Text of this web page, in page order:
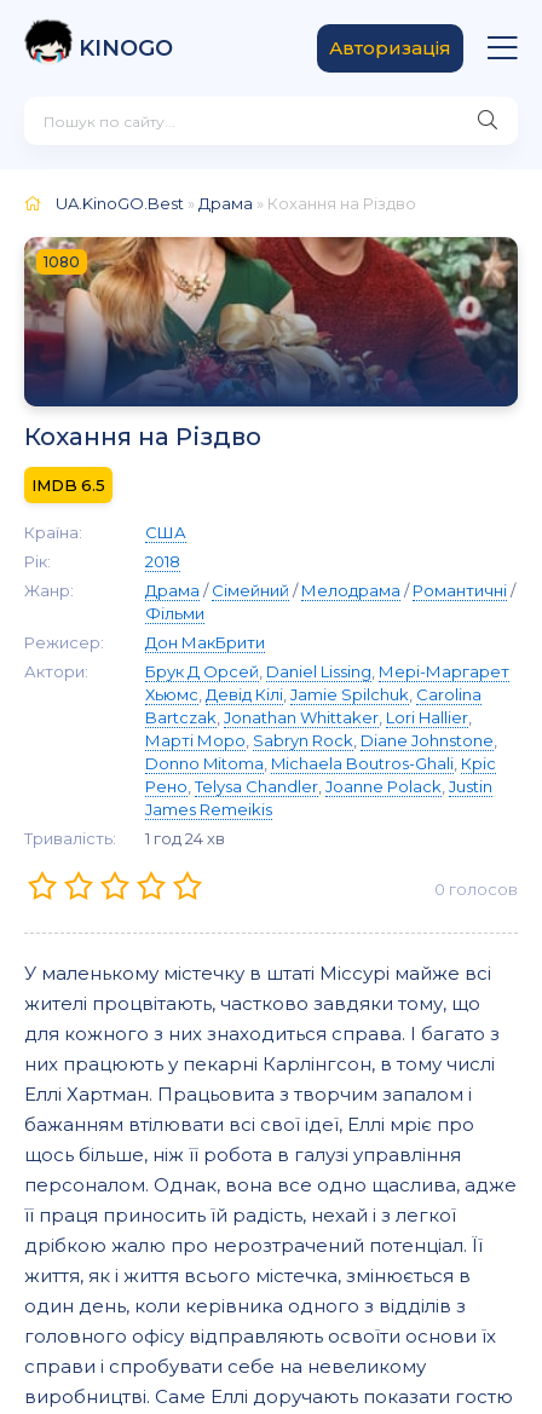
KINOGO Авторизація
UA.KinoGO.Best » Драма » Кохання на Різдво
1080
Кохання на Різдво
6.5
Країна:
США
Рік:
2018
Жанр:
Драма /Сімейний /Мелодрама /Романтичні/
Фільми
Режисер:
Дон МакБрити
Актори:
Брук Д Орсей Daniel Lissing Мері-Маргарет
Хьюмс Девід Кілі Jamie Spilchuk Carolina
Bartczak Jonathan Whittaker Lori Hallier
Марті Моро Sabryn Rock Diane Johnstone
Donno Mitoma Michaela Boutros-Ghali Кріс
Рено ,Telysa Chandler Joanne Polack Justin
James Remeikis
Тривалість:
1 год 24 хв
0 голосов
У маленькому містечку в штаті Міссурі майже всі
жителі процвітають, частково завдяки тому, що
для кожного з них знаходиться справа. І багато з
них працюють у пекарні Карлінгсон, в тому числі
Еллі Хартман. Працьовита з творчим запалом і
бажанням втілювати всі свої ідеї, Еллі мріє про
щось більше, ніж її робота в галузі управління
персоналом. Однак, вона все одно щаслива, адже
її праця приносить їй радість, нехай і з легкої
дрібкою жалю про нерозтрачений потенціал. Її
життя, як і життя всього містечка, змінюється в
один день, коли керівника одного з відділів з
головного офісу відправляють освоїти основи їх
справи і спробувати себе на невеликому
виробництві. Саме Еллі доручають показати гостю